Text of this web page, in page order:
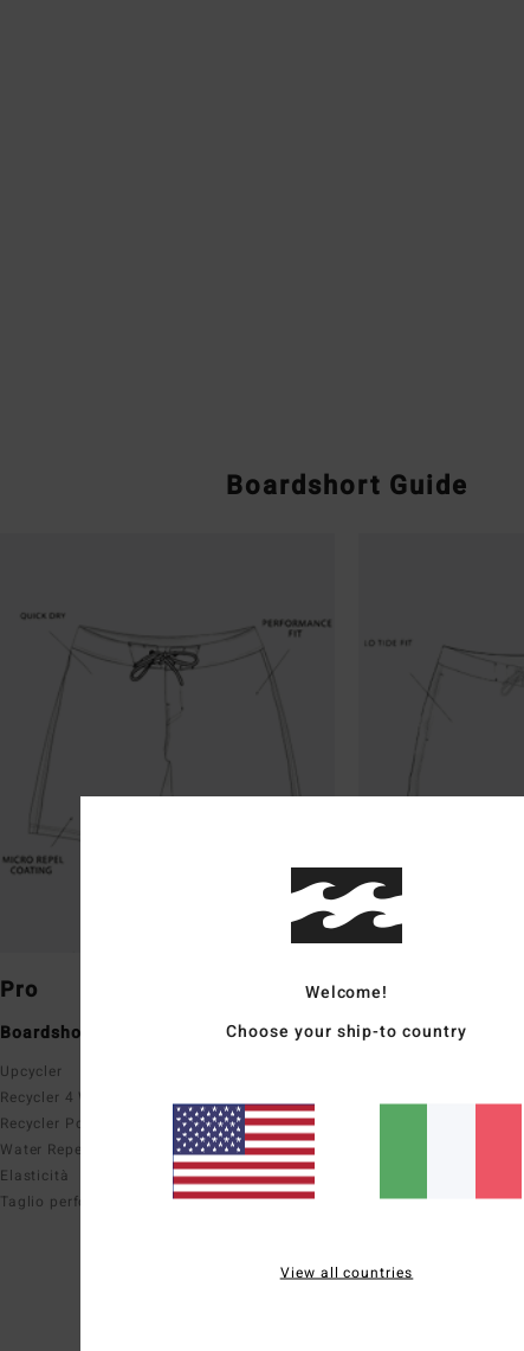
Boardshort Guide
Pro
Boardshort performance
Upcycler
Recycler 4 Way Stretch
Recycler Poly Cotton 4 Way Stretch
Water Repel senza PFC
Elasticità
Taglio performance
Lo Tides
Boardshort con
Recycler Poly Cotton
Elasticità
Welcome!
Choose your ship-to country
View all countries